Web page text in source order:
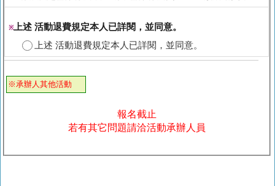
※上述 活動退費規定本人已詳閱，並同意。
上述 活動退費規定本人已詳閱，並同意。
※承辦人其他活動
報名截止
若有其它問題請洽活動承辦人員